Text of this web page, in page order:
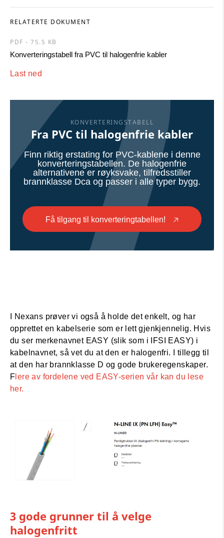
RELATERTE DOKUMENT
PDF - 75.5 KB
Konverteringstabell fra PVC til halogenfrie kabler
Last ned
KONVERTERINGSTABELL
Fra PVC til halogenfrie kabler
Finn riktig erstating for PVC-kablene i denne
konverteringstabellen. De halogenfrie
alternativene er røyksvake, tilfredsstiller
brannklasse Dca og passer i alle typer bygg.
Få tilgang til konverteringtabellen! 🡥
I Nexans prøver vi også å holde det enkelt, og har
opprettet en kabelserie som er lett gjenkjennelig. Hvis
du ser merkenavnet EASY (slik som i IFSI EASY) i
kabelnavnet, så vet du at den er halogenfri. I tillegg til
at den har brannklasse D og gode brukeregenskaper.
F lere av fordelene ved EASY-serien vår kan du lese
her.
3 gode grunner til å velge
halogenfritt